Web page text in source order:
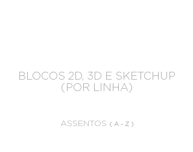
BLOCOS 2D, 3D E SKETCHUP
(POR LINHA)
ASSENTOS ( A - Z )